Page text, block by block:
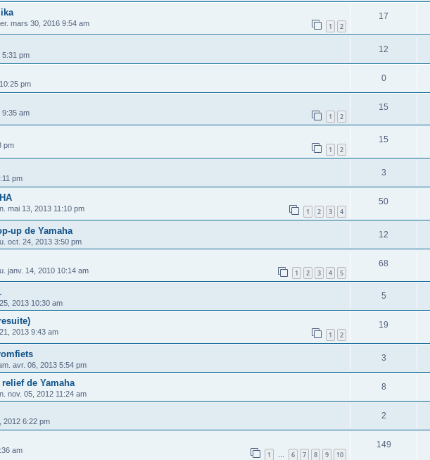
mars 30, 2016 9:54 am 1 2
17
5:31 pm
12
pm
0
9:35 am 1 2
15
pm 1 2
15
pm
3
mai 13, 2013 11:10 pm 1 2 3 4
50
up de Yamaha
oct. 24, 2013 3:50 pm
12
janv. 14, 2010 10:14 am 1 2 3 4 5
68
2013 10:30 am
5
2013 9:43 am 1 2
19
avr. 06, 2013 5:54 pm
3
de Yamaha
nov. 05, 2012 11:24 am
8
2012 6:22 pm
2
am 1 … 6 7 8 9 10
149